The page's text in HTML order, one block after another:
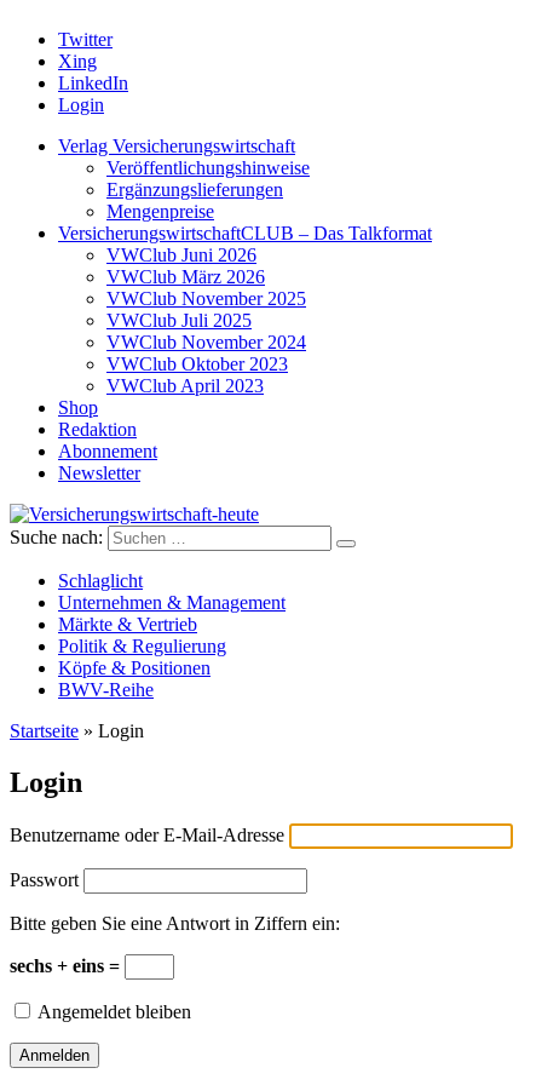
Twitter
Xing
LinkedIn
Login
Verlag Versicherungswirtschaft
Veröffentlichungshinweise
Ergänzungslieferungen
Mengenpreise
VersicherungswirtschaftCLUB – Das Talkformat
VWClub Juni 2026
VWClub März 2026
VWClub November 2025
VWClub Juli 2025
VWClub November 2024
VWClub Oktober 2023
VWClub April 2023
Shop
Redaktion
Abonnement
Newsletter
Versicherungswirtschaft-heute
Suche nach:
Schlaglicht
Unternehmen & Management
Märkte & Vertrieb
Politik & Regulierung
Köpfe & Positionen
BWV-Reihe
Startseite » Login
Login
Benutzername oder E-Mail-Adresse
Passwort
Bitte geben Sie eine Antwort in Ziffern ein:
sechs + eins =
Angemeldet bleiben